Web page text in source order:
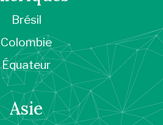
Brésil
Colombie
Équateur
Asie